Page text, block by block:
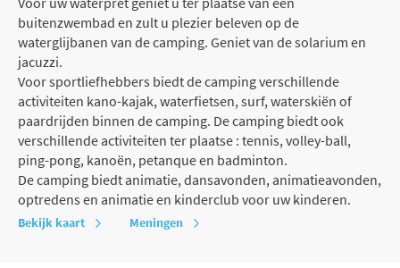
buitenzwembad en zult u plezier beleven op de
waterglijbanen van de camping. Geniet van de solarium en
jacuzzi.
Voor sportliefhebbers biedt de camping verschillende
activiteiten kano-kajak, waterfietsen, surf, waterskiën of
paardrijden binnen de camping. De camping biedt ook
verschillende activiteiten ter plaatse : tennis, volley-ball,
ping-pong, kanoën, petanque en badminton.
De camping biedt animatie, dansavonden, animatieavonden,
optredens en animatie en kinderclub voor uw kinderen.
Bekijk kaart Meningen